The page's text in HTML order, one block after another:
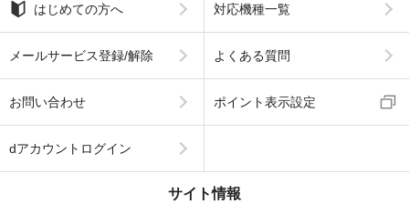
はじめての方へ 対応機種一覧
メールサービス登録/解除 よくある質問
お問い合わせ ポイント表示設定
dアカウントログイン
サイト情報